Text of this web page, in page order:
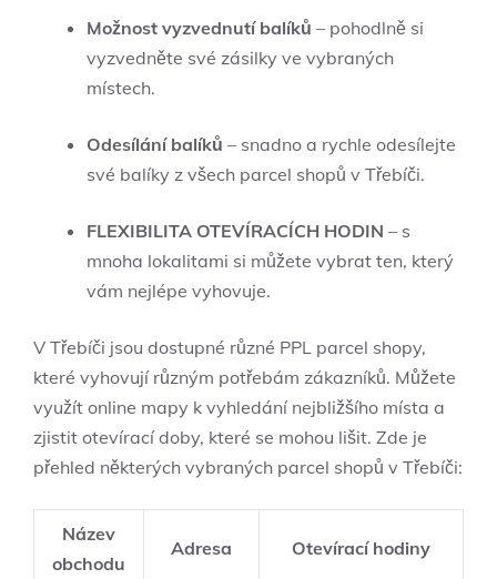
Možnost vyzvednutí balíků – pohodlně si
vyzvedněte své zásilky ve vybraných
místech.
Odesílání balíků – snadno a rychle odesílejte
své balíky z všech parcel shopů v Třebíči.
FLEXIBILITA OTEVÍRACÍCH HODIN – s
mnoha lokalitami si můžete vybrat ten, který
vám nejlépe vyhovuje.
V Třebíči jsou dostupné různé PPL parcel shopy,
které vyhovují různým potřebám zákazníků. Můžete
využít online mapy k vyhledání nejbližšího místa a
zjistit otevírací doby, které se mohou lišit. Zde je
přehled některých vybraných parcel shopů v Třebíči:
Název
obchodu
Adresa Otevírací hodiny